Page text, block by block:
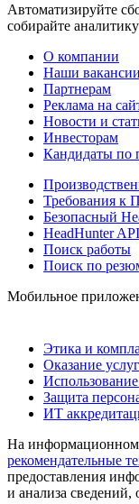
Автоматизируйте
собирайте
О компании
Наши вакансии
Партнерам
Реклама на
Новости и
Инвесторам
Кандидаты по
Требования к
Безопасный
HeadHunter API
Поиск работы
Поиск по
Мобильное
Этика и
Оказание услуг
Защита
ИТ
На информационном
рекомендательные
предоставления
и анализа